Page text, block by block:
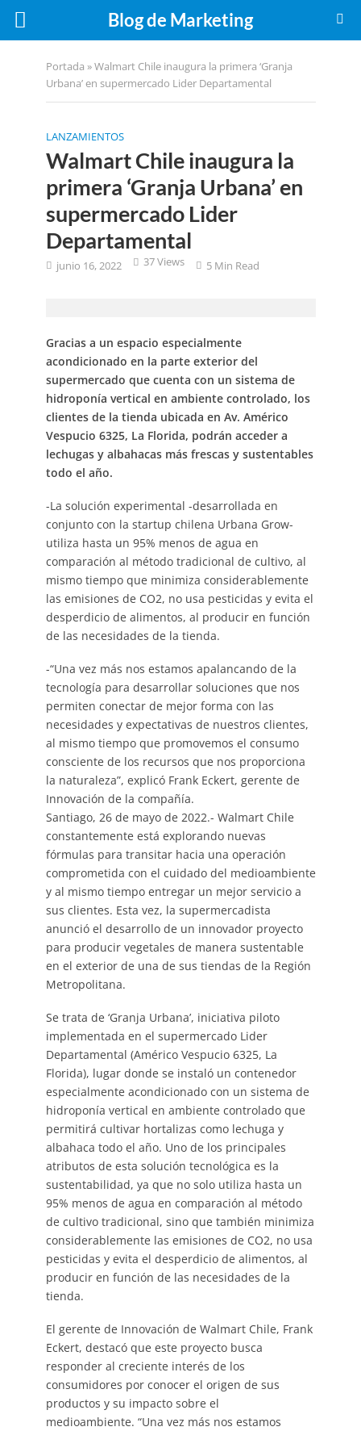
Blog de Marketing
Portada »Walmart Chile inaugura la primera ‘Granja
Urbana’ en supermercado Lider Departamental
LANZAMIENTOS
Walmart Chile inaugura la
primera ‘Granja Urbana’ en
supermercado Lider
Departamental
junio 16, 2022 37 Views 5 Min Read
Gracias a un espacio especialmente
acondicionado en la parte exterior del
supermercado que cuenta con un sistema de
hidroponía vertical en ambiente controlado, los
clientes de la tienda ubicada en Av. Américo
Vespucio 6325, La Florida, podrán acceder a
lechugas y albahacas más frescas y sustentables
todo el año.
-La solución experimental -desarrollada en
conjunto con la startup chilena Urbana Grow-
utiliza hasta un 95% menos de agua en
comparación al método tradicional de cultivo, al
mismo tiempo que minimiza considerablemente
las emisiones de CO2, no usa pesticidas y evita el
desperdicio de alimentos, al producir en función
de las necesidades de la tienda.
-“Una vez más nos estamos apalancando de la
tecnología para desarrollar soluciones que nos
permiten conectar de mejor forma con las
necesidades y expectativas de nuestros clientes,
al mismo tiempo que promovemos el consumo
consciente de los recursos que nos proporciona
la naturaleza”, explicó Frank Eckert, gerente de
Innovación de la compañía.
Santiago, 26 de mayo de 2022.- Walmart Chile
constantemente está explorando nuevas
fórmulas para transitar hacia una operación
comprometida con el cuidado del medioambiente
y al mismo tiempo entregar un mejor servicio a
sus clientes. Esta vez, la supermercadista
anunció el desarrollo de un innovador proyecto
para producir vegetales de manera sustentable
en el exterior de una de sus tiendas de la Región
Metropolitana.
Se trata de ‘Granja Urbana’, iniciativa piloto
implementada en el supermercado Lider
Departamental (Américo Vespucio 6325, La
Florida), lugar donde se instaló un contenedor
especialmente acondicionado con un sistema de
hidroponía vertical en ambiente controlado que
permitirá cultivar hortalizas como lechuga y
albahaca todo el año. Uno de los principales
atributos de esta solución tecnológica es la
sustentabilidad, ya que no solo utiliza hasta un
95% menos de agua en comparación al método
de cultivo tradicional, sino que también minimiza
considerablemente las emisiones de CO2, no usa
pesticidas y evita el desperdicio de alimentos, al
producir en función de las necesidades de la
tienda.
El gerente de Innovación de Walmart Chile, Frank
Eckert, destacó que este proyecto busca
responder al creciente interés de los
consumidores por conocer el origen de sus
productos y su impacto sobre el
medioambiente. “Una vez más nos estamos